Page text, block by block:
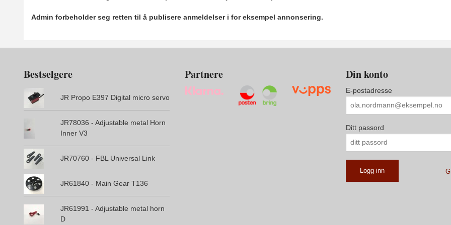
Admin forbeholder seg retten til å publisere anmeldelser i for eksempel annonsering.
Bestselgere
JR Propo E397 Digital micro servo
JR78036 - Adjustable metal Horn
Inner V3
JR70760 - FBL Universal Link
JR61840 - Main Gear T136
JR61991 - Adjustable metal horn
D
Partnere Din konto
E-postadresse
Ditt passord